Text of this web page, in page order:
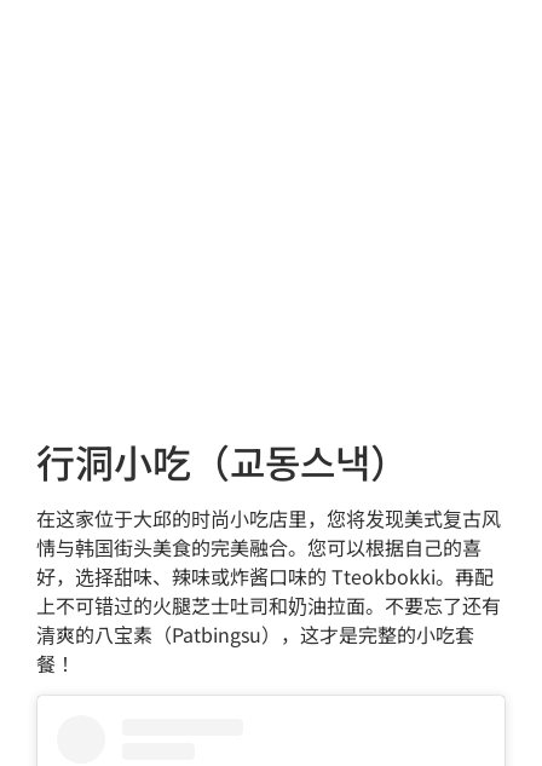
行洞小吃（교동스낵）
在这家位于大邱的时尚小吃店里，您将发现美式复古风
情与韩国街头美食的完美融合。您可以根据自己的喜
好，选择甜味、辣味或炸酱口味的 Tteokbokki。再配
上不可错过的火腿芝士吐司和奶油拉面。不要忘了还有
清爽的八宝素（Patbingsu），这才是完整的小吃套
餐！